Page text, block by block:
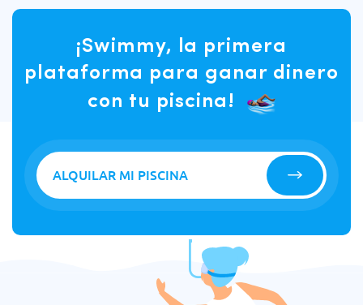
¡Swimmy, la primera
plataforma para ganar dinero
con tu piscina!
ALQUILAR MI PISCINA